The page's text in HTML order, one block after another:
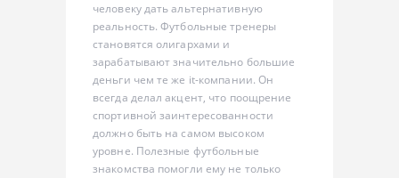
человеку дать альтернативную
реальность. Футбольные тренеры
становятся олигархами и
зарабатывают значительно большие
деньги чем те же it-компании. Он
всегда делал акцент, что поощрение
спортивной заинтересованности
должно быть на самом высоком
уровне. Полезные футбольные
знакомства помогли ему не только